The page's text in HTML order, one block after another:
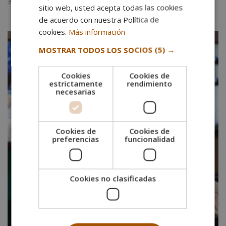
con
precio
original
era:
3.920,00€.
precio
actual
es:
980,00€.
sitio web, usted acepta todas las cookies
de acuerdo con nuestra Política de
cookies. Más información
MOSTRAR TODOS LOS SOCIOS (5) →
Cookies
estrictamente
necesarias
Cookies de
rendimiento
Cookies de
preferencias
Cookies de
funcionalidad
Cookies no clasificadas